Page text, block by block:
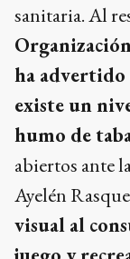
sanitaria. Al
ha advertido
existe un
humo de
abiertos ante
Ayelén
visual al